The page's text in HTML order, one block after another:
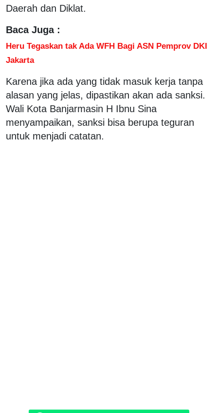
Daerah dan Diklat.
Baca Juga :
Heru Tegaskan tak Ada WFH Bagi ASN Pemprov DKI
Jakarta
Karena jika ada yang tidak masuk kerja tanpa
alasan yang jelas, dipastikan akan ada sanksi.
Wali Kota Banjarmasin H Ibnu Sina
menyampaikan, sanksi bisa berupa teguran
untuk menjadi catatan.